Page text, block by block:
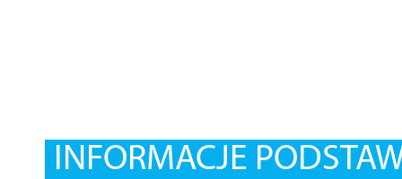
INFORMACJE